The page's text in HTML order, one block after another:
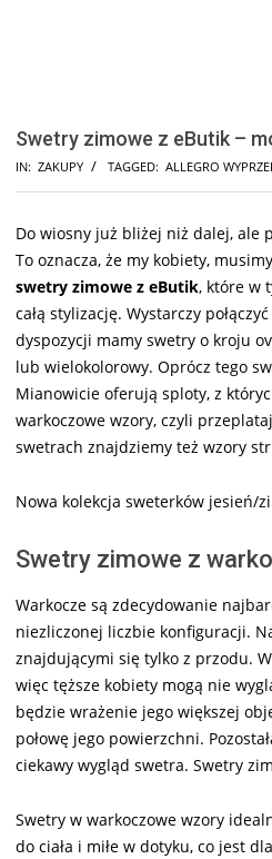
Swetry zimowe z eButik –
IN: ZAKUPY TAGGED: ALLEGRO
Do wiosny już bliżej niż dalej, ale
To oznacza, że my kobiety,
swetry zimowe z eButik, które w
całą stylizację. Wystarczy
dyspozycji mamy swetry o kroju
lub wielokolorowy. Oprócz tego
Mianowicie oferują sploty, z
warkoczowe wzory, czyli
swetrach znajdziemy też wzory
Nowa kolekcja sweterków jesień/
Swetry zimowe z
Warkocze są zdecydowanie
niezliczonej liczbie konfiguracji.
znajdującymi się tylko z przodu.
więc tęższe kobiety mogą nie
będzie wrażenie jego większej
połowę jego powierzchni.
ciekawy wygląd swetra. Swetry
Swetry w warkoczowe wzory
do ciała i miłe w dotyku, co jest